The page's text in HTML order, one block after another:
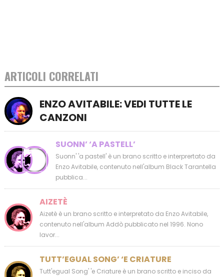
ARTICOLI CORRELATI
ENZO AVITABILE: VEDI TUTTE LE
CANZONI
SUONN’ ‘A PASTELL’
Suonn' 'a pastell' è un brano scritto e interprertato da
Enzo Avitabile, contenuto nell'album Black Tarantella
pubblica...
AIZETÈ
Aizetè è un brano scritto e interpretato da Enzo Avitabile,
contenuto nell'album Addò pubblicato nel 1996. Nono
lavor...
TUTT’EGUAL SONG’ ‘E CRIATURE
Tutt'egual Song' 'e Criature è un brano scritto e inciso da